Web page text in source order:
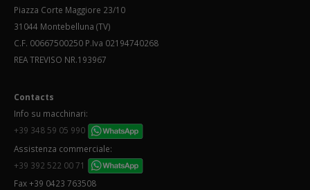
Piazza Corte Maggiore 23/10
31044 Montebelluna (TV)
C.F. 00667500250 P.Iva 02194740268
REA TREVISO NR.193967
Contacts
Info su macchinari:
+39 348 59 05 990
Assistenza commerciale:
+39 392 522 00 71
Fax +39 0423 763508